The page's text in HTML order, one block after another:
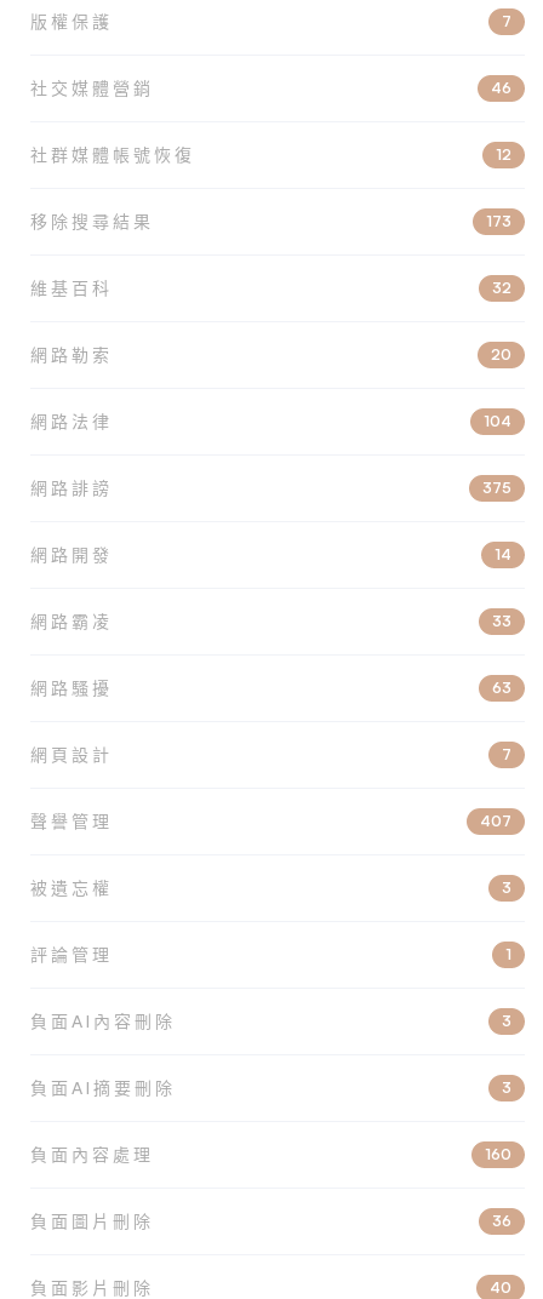
版權保護 7
社交媒體營銷 46
社群媒體帳號恢復 12
移除搜尋結果 173
維基百科 32
網路勒索 20
網路法律 104
網路誹謗 375
網路開發 14
網路霸凌 33
網路騷擾 63
網頁設計 7
聲譽管理 407
被遺忘權 3
評論管理 1
負面AI內容刪除 3
負面AI摘要刪除 3
負面內容處理 160
負面圖片刪除 36
負面影片刪除 40